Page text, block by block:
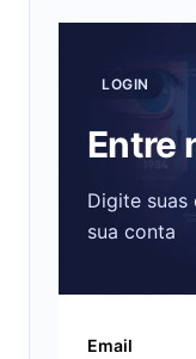
LOGIN
Entre
Digite suas
sua conta
Email